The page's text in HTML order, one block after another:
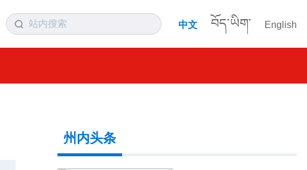
中文 བོད་ཡིག་ English
州内头条